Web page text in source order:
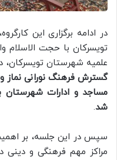
در ادامه برگزاری این
تویسرکان با حجت الاسلام
علمیه شهرستان تویسرکان،
گسترش فرهنگ نورانی
مساجد و ادارات شهرستان
شد.
سپس در این جلسه، بر
مراکز مهم فرهنگی و دینی